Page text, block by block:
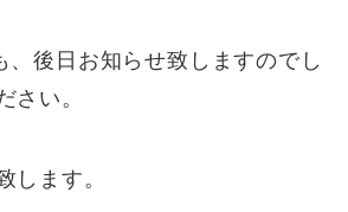
、後日お知らせ致しますのでし
さい。
します。